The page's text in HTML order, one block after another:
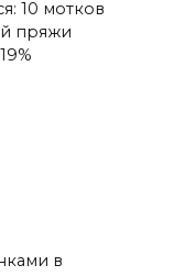
10 мотков
пряжи
в